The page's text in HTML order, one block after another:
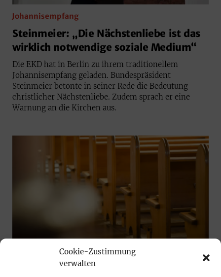
Cookie-Zustimmung
verwalten
Johannisempfang
Steinmeier: „Die Nächstenliebe ist das
wirklich notwendige soziale Medium“
Die EKD hat in Berlin zu ihrem traditionellem
Johannisempfang geladen. Bundespräsident
Steinmeier betonte in seiner Rede die Bedeutung
christlicher Nächstenliebe. Zudem sprach er eine
Warnung an die Kirchen aus.
Evangelische Kirche